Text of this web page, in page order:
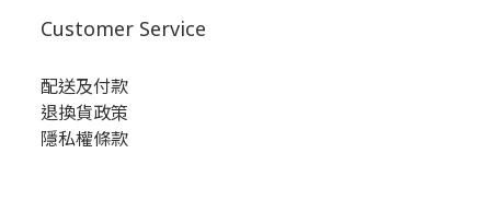
Customer Service
配送及付款
退換貨政策
隱私權條款